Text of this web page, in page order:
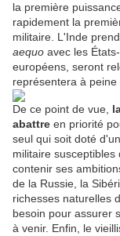
la première
rapidement la
militaire. L'Inde
aequo avec les
européens, seront
représentera à peine
De ce point de vue,
abattre en priorité
seul qui soit doté
militaire
contenir ses
de la Russie, la
richesses naturelles
besoin pour assurer
à venir. Enfin, le